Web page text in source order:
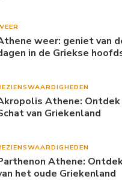
weer: geniet van
in de Griekse
Athene: Ontdek
van Griekenland
Athene:
het oude Griekenland